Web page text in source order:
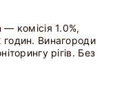
комісія 1.0%,
годин. Винагороди
рігів. Без